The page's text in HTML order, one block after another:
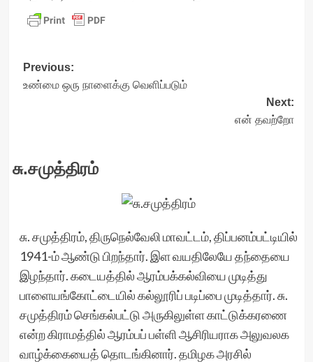
Post
navigation
Previous:
உண்மை ஒரு நாளைக்கு வெளிப்படும்
Next:
என் தவற்றோ
சு.சமுத்திரம்
சு. சமுத்திரம், திருநெல்வேலி மாவட்டம், திப்பனம்பட்டியில்
1941-ம் ஆண்டு பிறந்தார். இள வயதிலேயே தந்தையை
இழந்தார். கடையத்தில் ஆரம்பக்கல்வியை முடித்து
பாளையங்கோட்டையில் கல்லூரிப் படிப்பை முடித்தார். சு.
சமுத்திரம் செங்கல்பட்டு அருகிலுள்ள காட்டுக்கரணை
என்ற கிராமத்தில் ஆரம்பப் பள்ளி ஆசிரியராக அலுவலக
வாழ்க்கையைத் தொடங்கினார். தமிழக அரசில்